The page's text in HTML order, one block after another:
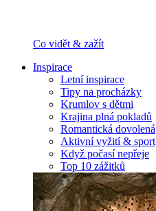
Co vidět & zažít
Inspirace
Letní inspirace
Tipy na procházky
Krumlov s dětmi
Krajina plná pokladů
Romantická dovolená
Aktivní vyžití & sport
Když počasí nepřeje
Top 10 zážitků